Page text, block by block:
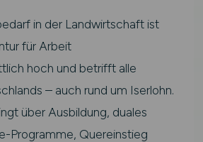
in der Landwirtschaft ist
für Arbeit
hoch und betrifft alle
– auch rund um Iserlohn.
über Ausbildung, duales
Programme, Quereinstieg